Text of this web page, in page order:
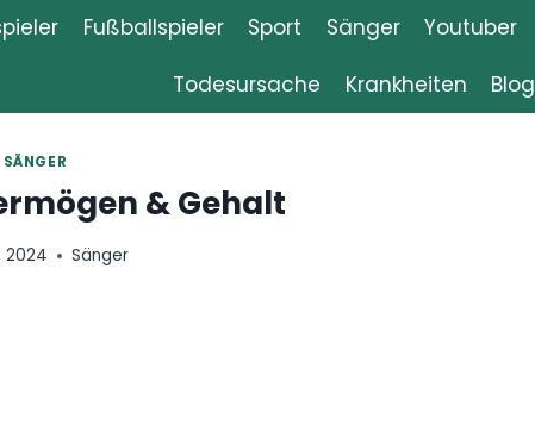
Fußballspieler Sport Sänger Youtuber
Todesursache
Krankheiten Blog
SÄNGER
& Gehalt
2024 Sänger